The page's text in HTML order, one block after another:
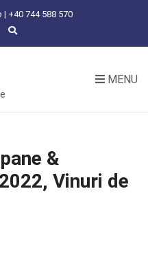
| +40 744 588 570
MENU
&
Vinuri de